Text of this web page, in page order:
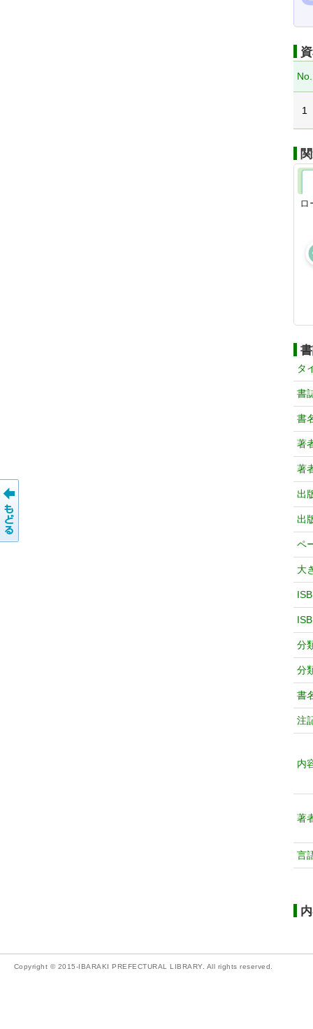
No.
1
タ
書
書
著
著
出
出
ペ
大
分
分
書
注
内
著
言
Copyright © 2015-IBARAKI PREFECTURAL LIBRARY. All rights reserved.